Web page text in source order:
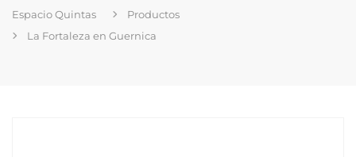
Espacio Quintas
Productos
La Fortaleza en Guernica